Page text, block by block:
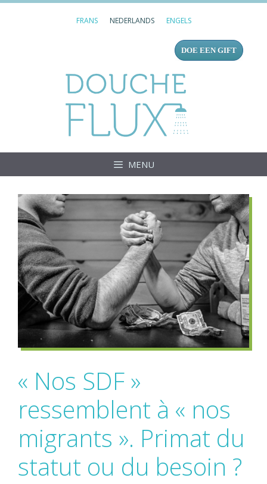
FRANS NEDERLANDS ENGELS
DOE EEN GIFT
MENU
« Nos SDF »
ressemblent à « nos
migrants ». Primat du
statut ou du besoin ?